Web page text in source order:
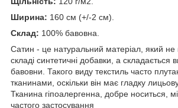
Ширина: 160 см (+/-2 см).
Склад: 100% бавовна.
Сатин - це натуральний матеріал, який не
складі синтетичні добавки, а складається
бавовни. Такого виду текстиль часто
тканинами, оскільки він має гладку
Тканина гіпоалергенна, добре носиться,
частого застосування